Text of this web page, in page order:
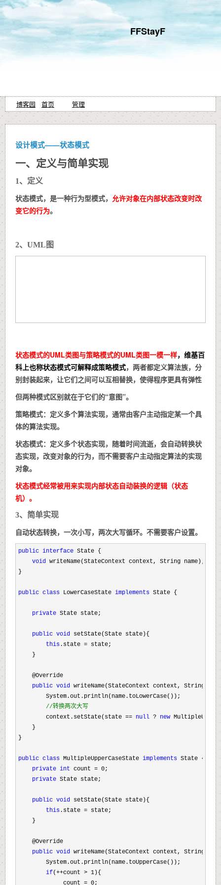
FFStayF
博客园 首页 管理
设计模式——状态模式
一、定义与简单实现
1、定义
状态模式，是一种行为型模式， 允许对象在内部状态改变时改
变它的行为。
2、UML图
状态模式的UML类图与策略模式的UML类图一模一样，维基百
科上也称状态模式可解释成策略模式， 两者都定义算法族，分
别封装起来，让它们之间可以互相替换，使得程序更具有弹性
但两种模式区别就在于它们的“意图”。
策略模式：定义多个算法实现，通常由客户主动指定某一个具
体的算法实现。
状态模式：定义多个状态实现，随着时间流逝，会自动转换状
态实现，改变对象的行为，而不需要客户主动指定算法的实现
对象。
状态模式经常被用来实现内部状态自动装换的逻辑（状态
机）。
3、简单实现
自动状态转换，一次小写，两次大写循环。不需要客户设置。
public interface State {
void writeName(StateContext context, String name);
}
public class LowerCaseState implements State {
private State state;
public void setState(State state){
this .state = state;
    }
    @Override
public void writeName(StateContext context, String
        System.out.println(name.toLowerCase());
//转换两次大写
        context.setState(state ==
null ? new
    }
}
public class MultipleUpperCaseState implements State {
private int count = 0;
private State state;
public void setState(State state){
this .state = state;
    }
    @Override
public void writeName(StateContext context, String
        System.out.println(name.toUpperCase());
if(++count > 1){
             count = 0;